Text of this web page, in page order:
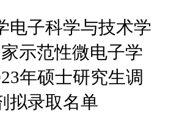
电子科学与技术学
示范性微电子学
年硕士研究生调
拟录取名单